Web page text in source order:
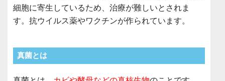
細胞に寄生しているため、治療が難しいとされま
す。抗ウイルス薬やワクチンが作られています。
真菌とは